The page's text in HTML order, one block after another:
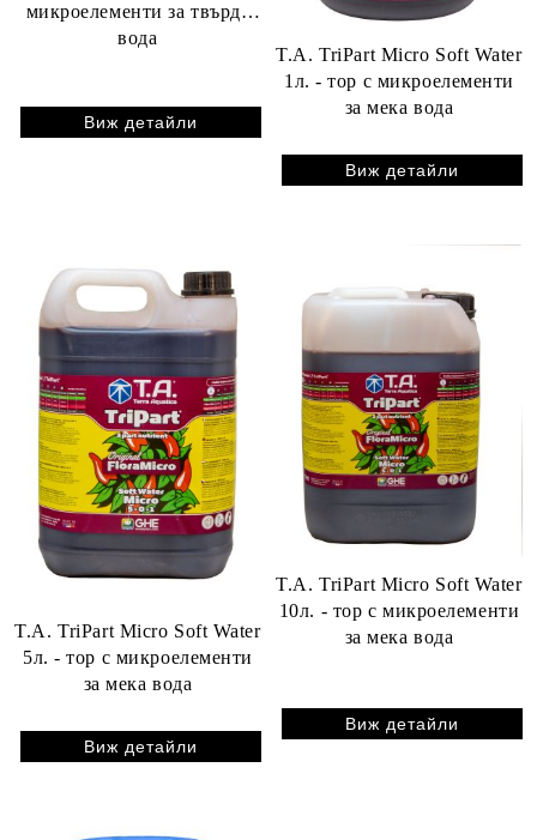
микроелементи за твърда
вода
Виж детайли
T.A. TriPart Micro Soft Water
1л. - тор с микроелементи
за мека вода
Виж детайли
T.A. TriPart Micro Soft Water
5л. - тор с микроелементи
за мека вода
Виж детайли
T.A. TriPart Micro Soft Water
10л. - тор с микроелементи
за мека вода
Виж детайли